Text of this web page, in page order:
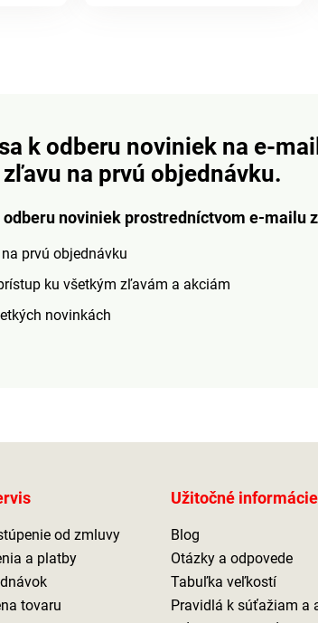
k odberu noviniek na e-mail
na prvú objednávku.
noviniek prostredníctvom e-mailu
prvú objednávku
ku všetkým zľavám a akciám
novinkách
od zmluvy
a platby
tovaru
Užitočné informácie
Blog
Otázky a odpovede
Tabuľka veľkostí
Pravidlá k súťažiam a